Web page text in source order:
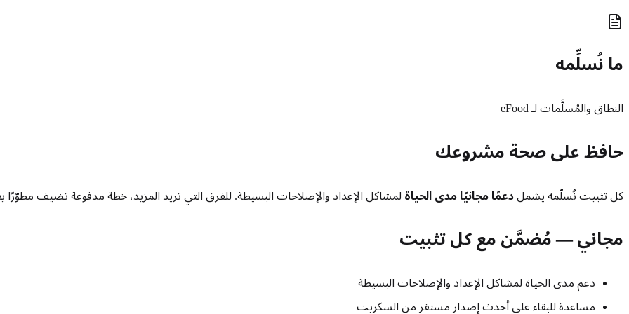
ما نُسلِّمه
النطاق والمُسلَّمات لـ eFood
حافظ على صحة مشروعك
كل تثبيت نُسلّمه يشمل دعمًا مجانيًا مدى الحياة لمشاكل الإعداد والإصلاحات البسيطة. للفرق التي تريد المزيد، خطة مدفوعة تضيف
مجاني — مُضمَّن مع كل تثبيت
دعم مدى الحياة لمشاكل الإعداد والإصلاحات البسيطة
مساعدة للبقاء على أحدث إصدار مستقر من السكربت